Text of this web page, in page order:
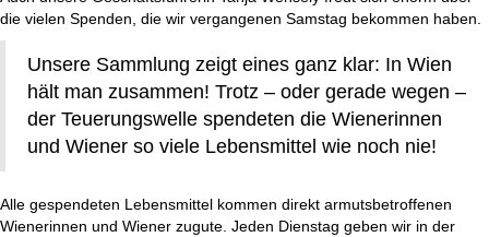
die vielen Spenden, die wir vergangenen Samstag bekommen haben.
Unsere Sammlung zeigt eines ganz klar: In Wien
hält man zusammen! Trotz – oder gerade wegen –
der Teuerungswelle spendeten die Wienerinnen
und Wiener so viele Lebensmittel wie noch nie!
Alle gespendeten Lebensmittel kommen direkt armutsbetroffenen
Wienerinnen und Wiener zugute. Jeden Dienstag geben wir in der